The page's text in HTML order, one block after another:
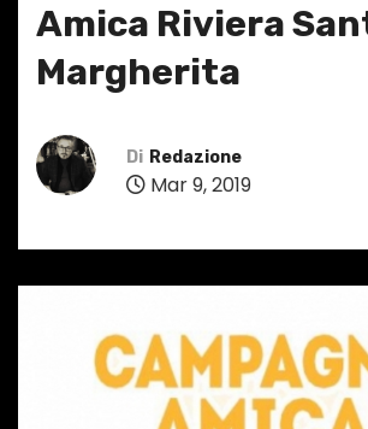
Amica Riviera
Margherita
Di Redazione
Mar 9, 2019